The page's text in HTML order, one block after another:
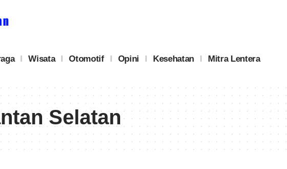
Wisata Otomotif Opini Kesehatan Mitra Lentera
Selatan